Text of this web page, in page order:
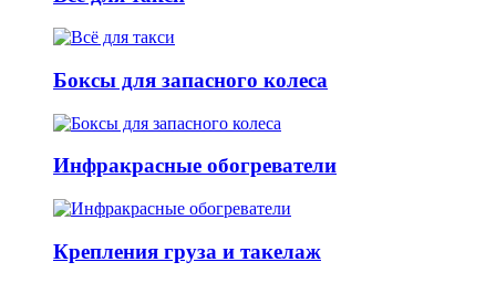
Боксы для запасного колеса
Инфракрасные обогреватели
Крепления груза и такелаж